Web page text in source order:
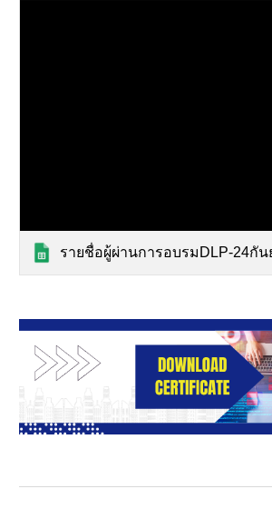
รายชื่อผู้ผ่านการอบรมDLP-24กันยา